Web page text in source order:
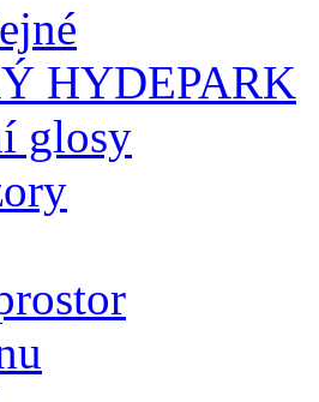
HYDEPARK
glosy